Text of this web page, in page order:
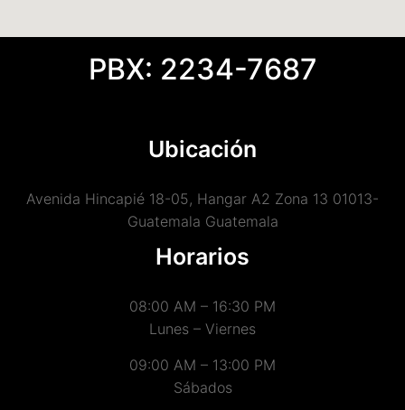
PBX: 2234-7687
Ubicación
Avenida Hincapié 18-05, Hangar A2 Zona 13 01013-
Guatemala Guatemala
Horarios
08:00 AM – 16:30 PM
Lunes – Viernes
09:00 AM – 13:00 PM
Sábados